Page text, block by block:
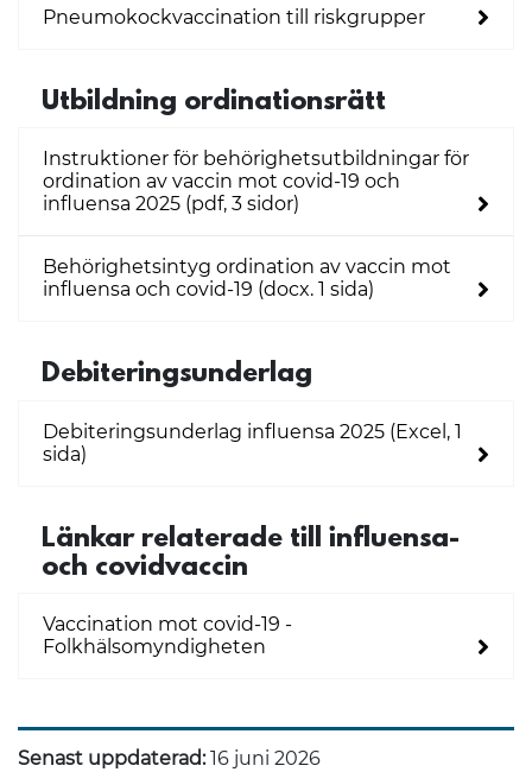
Pneumokockvaccination till riskgrupper
Utbildning ordinationsrätt
Instruktioner för behörighetsutbildningar för
ordination av vaccin mot covid-19 och
influensa 2025 (pdf, 3 sidor)
Behörighetsintyg ordination av vaccin mot
influensa och covid-19 (docx. 1 sida)
Debiteringsunderlag
Debiteringsunderlag influensa 2025 (Excel, 1
sida)
Länkar relaterade till influensa-
och covidvaccin
Vaccination mot covid-19 -
Folkhälsomyndigheten
Senast uppdaterad:16 juni 2026